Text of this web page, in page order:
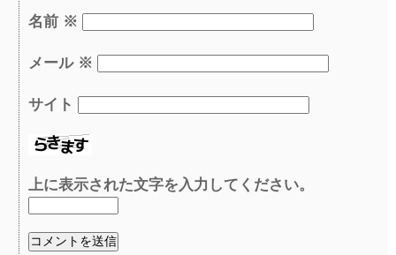
名前 ※
メール ※
サイト
上に表示された文字を入力してください。